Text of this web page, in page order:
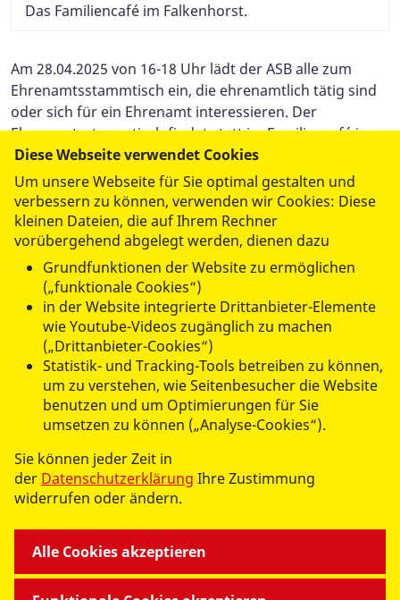
Das Familiencafé im Falkenhorst.
Am 28.04.2025 von 16-18 Uhr lädt der ASB alle zum
Ehrenamtsstammtisch ein, die ehrenamtlich tätig sind
oder sich für ein Ehrenamt interessieren. Der
Ehrenamtsstammtisch findet statt im Familiencafé im
Falkenhorst, Finkenkruger Straße 58 in Falkensee.
Einladung
Ehrenamtsstammtisch
( PDF / 321,21 KB )
datenschutzkonform mit
UNSERE ANGEBOTE
Diese Webseite verwendet Cookies
Um unsere Webseite für Sie optimal gestalten und
verbessern zu können, verwenden wir Cookies: Diese
kleinen Dateien, die auf Ihrem Rechner
vorübergehend abgelegt werden, dienen dazu
Grundfunktionen der Website zu ermöglichen
(„funktionale Cookies“)
in der Website integrierte Drittanbieter-Elemente
wie Youtube-Videos zugänglich zu machen
(„Drittanbieter-Cookies“)
Statistik- und Tracking-Tools betreiben zu können,
um zu verstehen, wie Seitenbesucher die Website
benutzen und um Optimierungen für Sie
umsetzen zu können („Analyse-Cookies“).
Sie können jeder Zeit in
der Datenschutzerklärung Ihre Zustimmung
widerrufen oder ändern.
Alle Cookies akzeptieren